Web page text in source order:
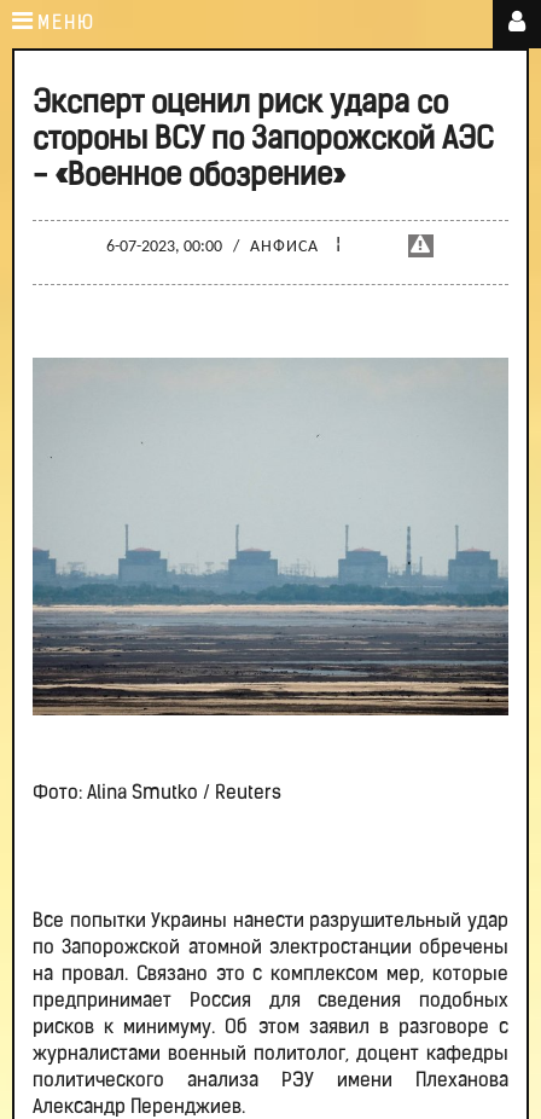
МЕНЮ
Эксперт оценил риск удара со
стороны ВСУ по Запорожской АЭС
- «Военное обозрение»
6-07-2023, 00:00 / АНФИСА ¦
Фото: Alina Smutko / Reuters
Все попытки Украины нанести разрушительный удар
по Запорожской атомной электростанции обречены
на провал. Связано это с комплексом мер, которые
предпринимает Россия для сведения подобных
рисков к минимуму. Об этом заявил в разговоре с
журналистами военный политолог, доцент кафедры
политического анализа РЭУ имени Плеханова
Александр Перенджиев.